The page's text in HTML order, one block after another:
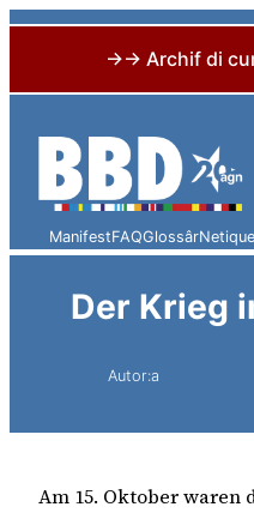
→→ Archif di
content
ManifestFAQGlossâr
Der Krieg
Autor:a
Am 15. Oktober